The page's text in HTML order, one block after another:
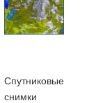
Cпутниковые
снимки